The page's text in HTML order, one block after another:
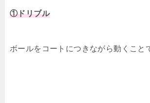
①ドリブル
ボールをコートにつきながら動くこと